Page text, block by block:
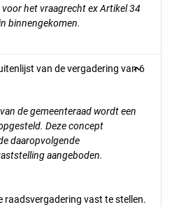
het vraagrecht ex Artikel 34
binnengekomen.
van de vergadering van 6
de gemeenteraad wordt een
Deze concept
daaropvolgende
aangeboden.
raadsvergadering vast te stellen.